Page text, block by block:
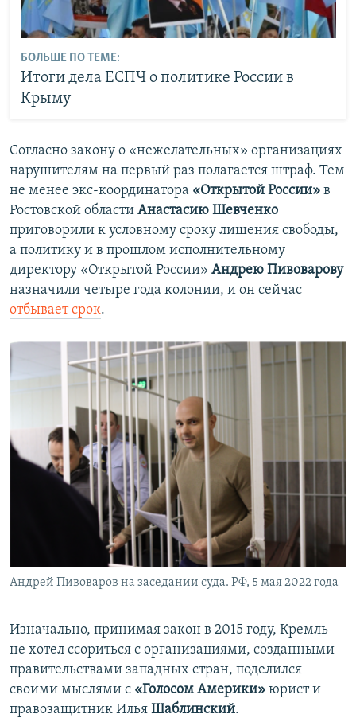
БОЛЬШЕ ПО ТЕМЕ:
Итоги дела ЕСПЧ о политике России в
Крыму
Согласно закону о «нежелательных» организациях
нарушителям на первый раз полагается штраф. Тем
не менее экс-координатора «Открытой России» в
Ростовской области Анастасию Шевченко
приговорили к условному сроку лишения свободы,
а политику и в прошлом исполнительному
директору «Открытой России» Андрею Пивоварову
назначили четыре года колонии, и он сейчас
отбывает срок.
Андрей Пивоваров на заседании суда. РФ, 5 мая 2022 года
Изначально, принимая закон в 2015 году, Кремль
не хотел ссориться с организациями, созданными
правительствами западных стран, поделился
своими мыслями с «Голосом Америки» юрист и
правозащитник Илья Шаблинский.